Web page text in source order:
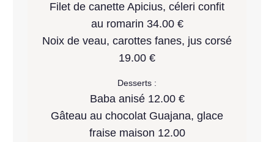
Filet de canette Apicius, céleri confit
au romarin 34.00 €
Noix de veau, carottes fanes, jus corsé
19.00 €
Desserts :
Baba anisé 12.00 €
Gâteau au chocolat Guajana, glace
fraise maison 12.00